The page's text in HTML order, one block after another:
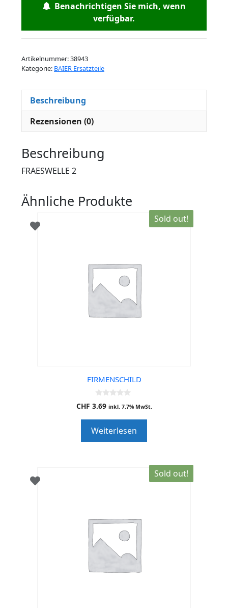
Benachrichtigen Sie mich, wenn
verfügbar.
Artikelnummer:38943
Kategorie: BAIER Ersatzteile
Beschreibung
Rezensionen (0)
Beschreibung
FRAESWELLE 2
Ähnliche Produkte
Sold out!
FIRMENSCHILD
0
o
o
f
5
CHF 3.69 inkl. 7.7% MwSt.
Weiterlesen
Sold out!